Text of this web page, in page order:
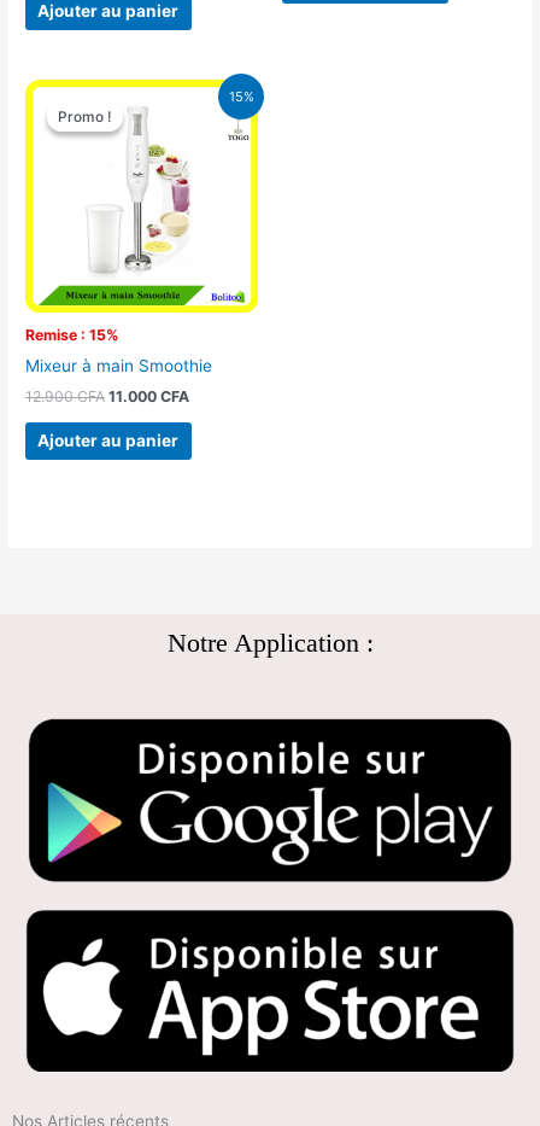
Ajouter au panier
15%
Promo !
Remise : 15%
Promo !
Mixeur à main Smoothie
12.900CFA
Le
prix
initial
était :
12.900 CFA.
11.000CFA
Le
Ajouter au panier
Notre Application :
Nos Articles récents